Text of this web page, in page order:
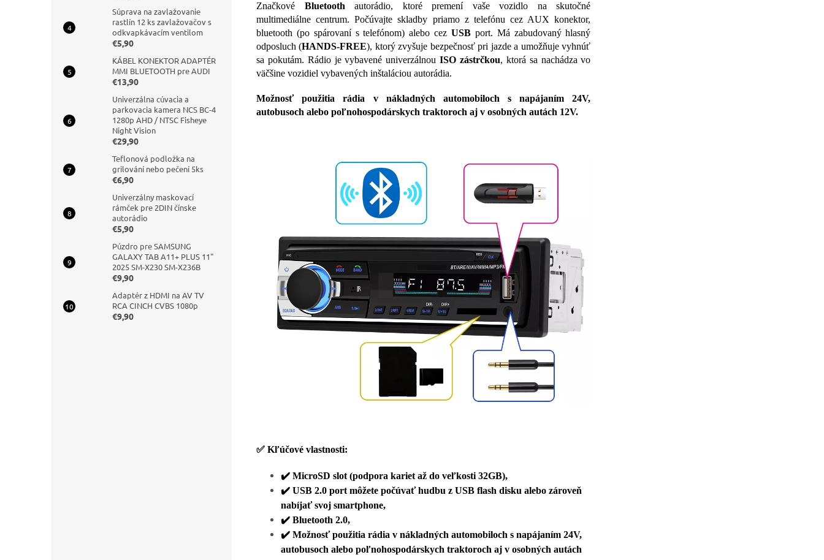
Súprava na zavlažovanie
rastlín 12 ks zavlažovačov s
odkvapkávacím ventilom
€5,90
KÁBEL KONEKTOR ADAPTÉR
MMI BLUETOOTH pre AUDI
€13,90
Univerzálna cúvacia a
parkovacia kamera NCS BC-4
1280p AHD / NTSC Fisheye
Night Vision
€29,90
Teflonová podložka na
grilování nebo pečení 5ks
€6,90
Univerzálny maskovací
rámček pre 2DIN čínske
autorádio
€5,90
Púzdro pre SAMSUNG
GALAXY TAB A11+ PLUS 11"
2025 SM-X230 SM-X236B
€9,90
Adaptér z HDMI na AV TV
RCA CINCH CVBS 1080p
€9,90
Značkové Bluetooth autorádio, ktoré premení vaše vozidlo na skutočné
multimediálne centrum. Počúvajte skladby priamo z telefónu cez AUX konektor,
bluetooth (po spárovaní s telefónom) alebo cez USBport. Má zabudovaný hlasný
odposluch (HANDS-FREE), ktorý zvyšuje bezpečnosť pri jazde a umožňuje vyhnúť
sa pokutám. Rádio je vybavené univerzálnouISO zástrčkou, ktorá sa nachádza vo
väčšine vozidiel vybavených inštaláciou autorádia.
Možnosť použitia rádia v nákladných automobiloch s napájaním 24V,
autobusoch alebo poľnohospodárskych traktoroch aj v osobných autách 12V.
✅ Kľúčové vlastnosti:
✔️ MicroSD slot (podpora kariet až do veľkosti 32GB),
✔️ USB 2.0 port môžete počúvať hudbu z USB flash disku alebo zároveň
nabíjať svoj smartphone,
✔️ Bluetooth 2.0,
✔️ Možnosť použitia rádia v nákladných automobiloch s napájaním 24V,
autobusoch alebo poľnohospodárskych traktoroch aj v osobných autách